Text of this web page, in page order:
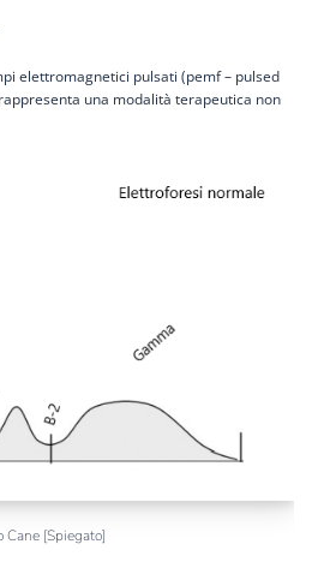
elettromagnetici pulsati (pemf – pulsed
una modalità terapeutica non
Cane [Spiegato]